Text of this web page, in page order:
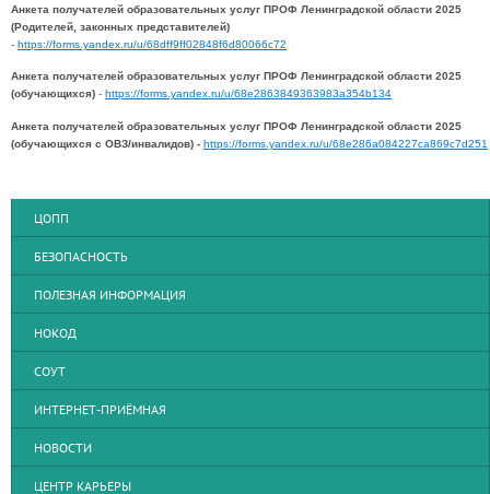
Анкета получателей образовательных услуг ПРОФ Ленинградской области 2025
(Родителей, законных представителей)
- https://forms.yandex.ru/u/68dff9ff02848f6d80066c72
Анкета получателей образовательных услуг ПРОФ Ленинградской области 2025
(обучающихся) - https://forms.yandex.ru/u/68e2863849363983a354b134
Анкета получателей образовательных услуг ПРОФ Ленинградской области 2025
(обучающихся с ОВЗ/инвалидов) - https://forms.yandex.ru/u/68e286a084227ca869c7d251
ЦОПП
БЕЗОПАСНОСТЬ
ПОЛЕЗНАЯ ИНФОРМАЦИЯ
НОКОД
СОУТ
ИНТЕРНЕТ-ПРИЁМНАЯ
НОВОСТИ
ЦЕНТР КАРЬЕРЫ